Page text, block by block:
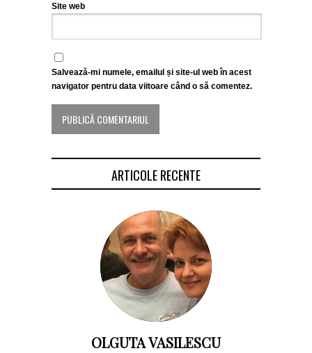
Site web
Salvează-mi numele, emailul și site-ul web în acest
navigator pentru data viitoare când o să comentez.
ARTICOLE RECENTE
OLGUTA VASILESCU